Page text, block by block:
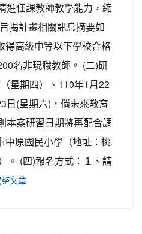
進任課教師教學能力，縮
揭計畫相關訊息摘要如
得高級中等以下學校合格
名非現職教師。 (二)研
星期四）、110年1月22
日(星期六)，倘未來教育
本案研習日期將再配合調
中原國民小學（地址：桃
。 (四)報名方式：１、請
文章